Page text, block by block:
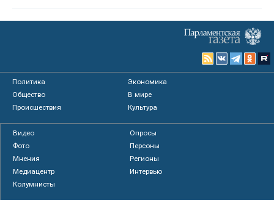
Политика
Экономика
Общество
В мире
Происшествия
Культура
Видео
Опросы
Фото
Персоны
Мнения
Регионы
Медиацентр
Интервью
Колумнисты